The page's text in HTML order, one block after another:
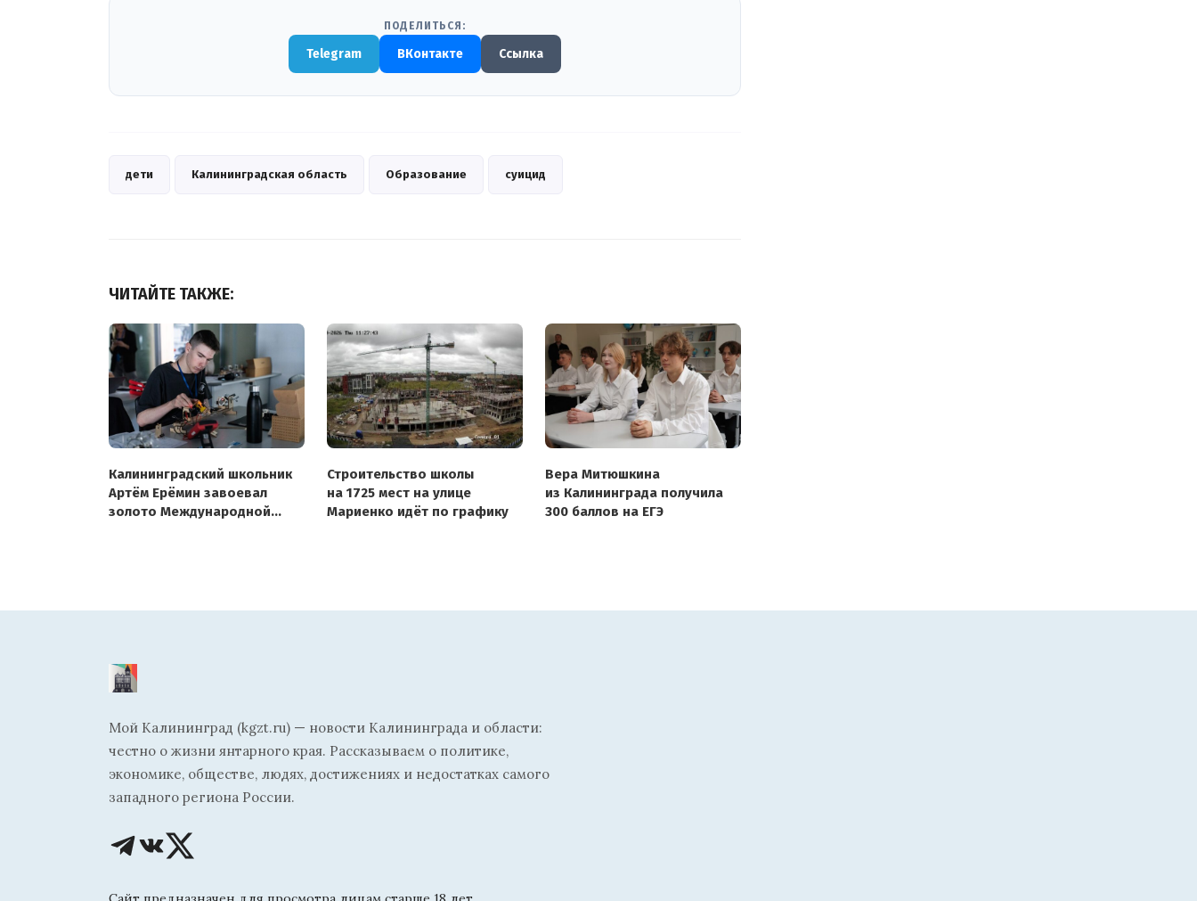
ПОДЕЛИТЬСЯ:
Telegram ВКонтакте Ссылка
дети Калининградская область Образование суицид
ЧИТАЙТЕ ТАКЖЕ:
Калининградский школьник
Артём Ерёмин завоевал
золото Международной
Строительство школы
на 1725 мест на улице
Мариенко идёт по графику
Вера Митюшкина
из Калининграда получила
300 баллов на ЕГЭ
Мой Калининград (kgzt.ru) — новости Калининграда и области:
честно о жизни янтарного края. Рассказываем о политике,
экономике, обществе, людях, достижениях и недостатках самого
западного региона России.